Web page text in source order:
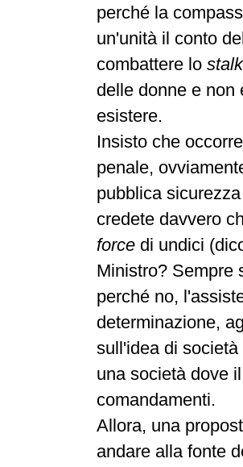
perché la
un'unità il conto
combattere lo
delle donne e non
esistere.
Insisto che
penale,
pubblica
credete davvero
force di undici
Ministro? Sempre
perché no,
determinazione,
sull'idea di
una società dove
comandamenti.
Allora, una
andare alla fonte